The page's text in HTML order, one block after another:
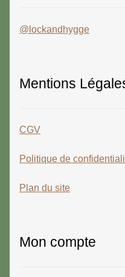
@lockandhygge
Mentions
CGV
Politique de
Plan du site
Mon compte